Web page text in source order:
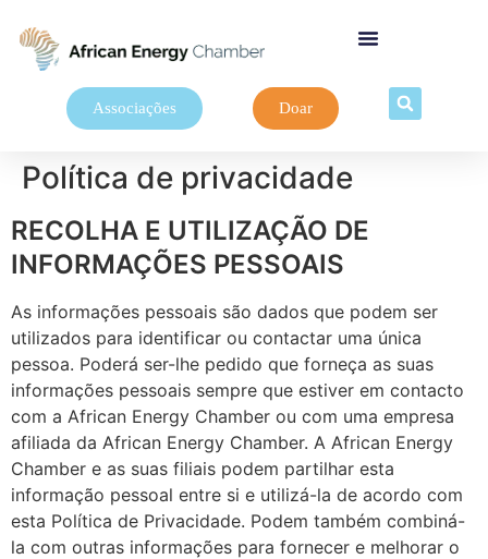
Associações Doar
Política de privacidade
RECOLHA E UTILIZAÇÃO DE
INFORMAÇÕES PESSOAIS
As informações pessoais são dados que podem ser
utilizados para identificar ou contactar uma única
pessoa. Poderá ser-lhe pedido que forneça as suas
informações pessoais sempre que estiver em contacto
com a African Energy Chamber ou com uma empresa
afiliada da African Energy Chamber. A African Energy
Chamber e as suas filiais podem partilhar esta
informação pessoal entre si e utilizá-la de acordo com
esta Política de Privacidade. Podem também combiná-
la com outras informações para fornecer e melhorar o